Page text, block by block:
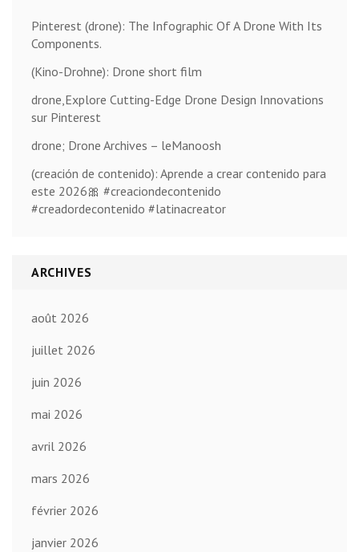
Pinterest (drone): The Infographic Of A Drone With Its
Components.
(Kino-Drohne): Drone short film
drone,Explore Cutting-Edge Drone Design Innovations
sur Pinterest
drone; Drone Archives – leManoosh
(creación de contenido): Aprende a crear contenido para
este 2026🎀 #creaciondecontenido
#creadordecontenido #latinacreator
ARCHIVES
août 2026
juillet 2026
juin 2026
mai 2026
avril 2026
mars 2026
février 2026
janvier 2026